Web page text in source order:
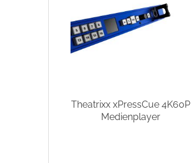
Theatrixx xPressCue 4K60P
Medienplayer